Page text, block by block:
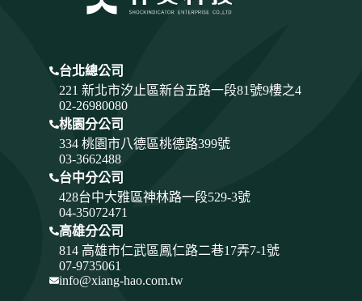
台北總公司
221 新北市汐止區新台五路一段81號9樓之4
02-26980080
桃園分公司
334 桃園市八德區桃德路399號
03-3662488
台中分公司
428台中大雅區神林路一段529-3號
04-35072471
高雄分公司
814 高雄市仁武區鳳仁路二巷17弄7-1號
07-9735061
info@xiang-hao.com.tw